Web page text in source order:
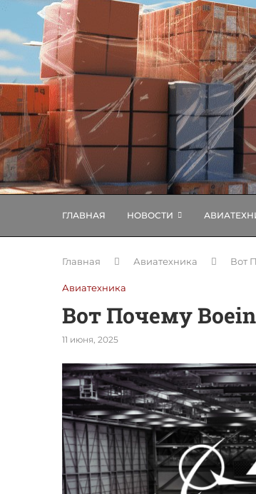
ГЛАВНАЯ НОВОСТИ
Главная Авиатехника Вот
Авиатехника
Вот Почему
11 июня, 2025